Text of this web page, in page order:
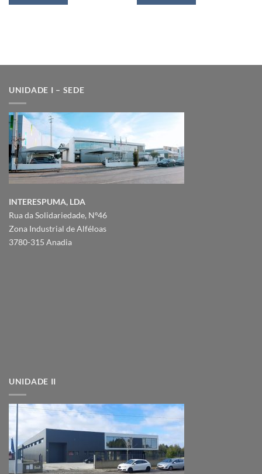
UNIDADE I – SEDE
INTERESPUMA, LDA
Rua da Solidariedade, Nº46
Zona Industrial de Alféloas
3780-315 Anadia
UNIDADE II